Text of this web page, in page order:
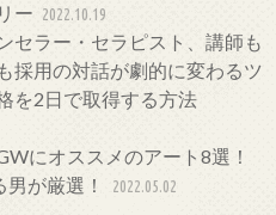
ー 2022.10.19
セラー・セラピスト、講師も
採用の対話が劇的に変わるツ
を2日で取得する方法
にオススメのアート8選！
が厳選！
2022.05.02